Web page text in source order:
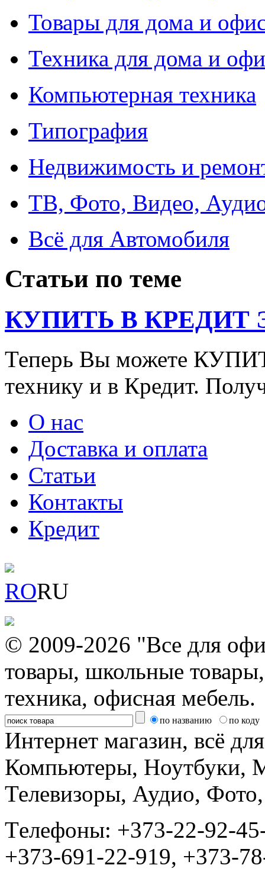
Товары для дома и
Техника для дома и
Компьютерная техника
Типография
Недвижимость и
ТВ, Фото, Видео,
Всё для Автомобиля
Статьи по теме
КУПИТЬ В КРЕДИТ
Теперь Вы можете
технику и в Кредит.
О нас
Доставка и оплата
Статьи
Контакты
Кредит
RORU
© 2009-2026 "Все для
товары, школьные
техника, офисная мебель.
по названию по коду
Интернет магазин, всё
Компьютеры, Ноутбуки,
Телевизоры, Аудио,
Tелефоны: +373-22-92-
+373-691-22-919, +373-